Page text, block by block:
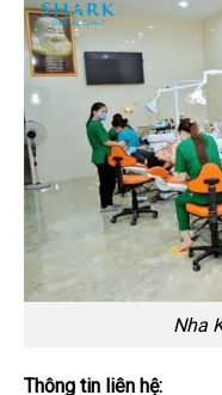
Nha
Thông tin liên hệ: